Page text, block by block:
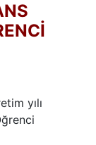
yılı